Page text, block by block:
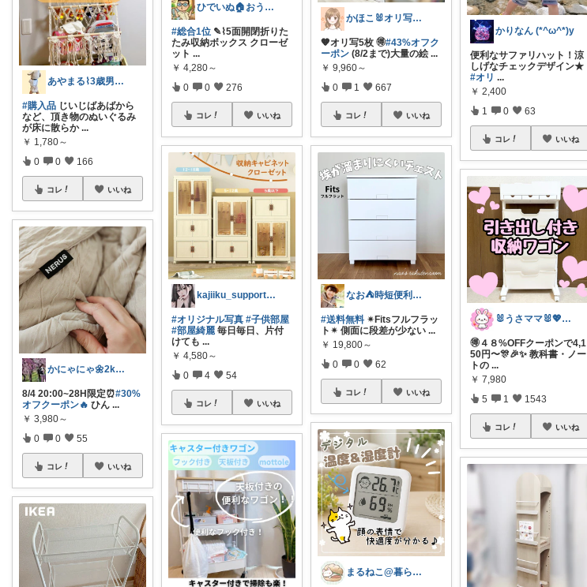
あやまる⌇3歳男の子ママ⌇ほぼオリ写
#購入品 じいじばあばから
など、頂き物のぬいぐるみ
が床に散らか ...
￥ 1,780～
0 0 166
コレ いいね
かにゃにゃ🌼2kids mama
8/4 20:00~28H限定⏰#30%
オフクーポン🔥 ひん ...
￥ 3,980～
0 0 55
コレ いいね
ひでいぬ🏠おうちをアイテムで快適！！
#総合1位 ✎⌇5面開閉折りた
たみ収納ボックス クローゼ
ット ...
￥ 4,280～
0 0 276
コレ いいね
kajiiku_support.jp
#オリジナル写真 #子供部屋
#部屋綺麗 毎日毎日、片付
けても ...
￥ 4,580～
0 4 54
コレ いいね
かほこ🐰オリ写350枚以上
🧡オリ写5枚︎ 🉐#43%オフク
ーポン (8/2まで)大量の絵 ...
￥ 9,960～
0 1 667
コレ いいね
なお⛺️時短便利グッズ好き♡オリ写多め♪
#送料無料 ✴︎Fitsフルフラッ
ト✴︎ 側面に段差が少ない ...
￥ 19,800～
0 0 62
コレ いいね
まるねこ@暮らしと子育て🐈️🌸
かりなん (*^ω^*)y
便利なサファリハット！涼
しげなチェックデザイン★
#オリ ...
￥ 2,400
1 0 63
コレ いいね
🐰うさママ🐰💖キッズ・ママの日常✨
🉐４８%OFFクーポンで4,1
50円〜🎊🎉✨ 教科書・ノー
トの ...
￥ 7,980
5 1 1543
コレ いいね